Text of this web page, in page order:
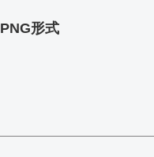
PNG形式